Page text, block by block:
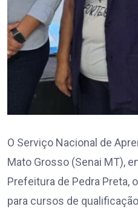
O Serviço Nacional de
Mato Grosso (Senai MT),
Prefeitura de Pedra Preta,
para cursos de